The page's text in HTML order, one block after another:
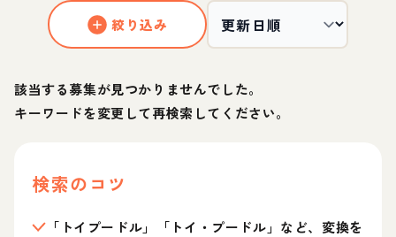
絞り込み
該当する募集が見つかりませんでした。
キーワードを変更して再検索してください。
検索のコツ
「トイプードル」「トイ・プードル」など、変換を